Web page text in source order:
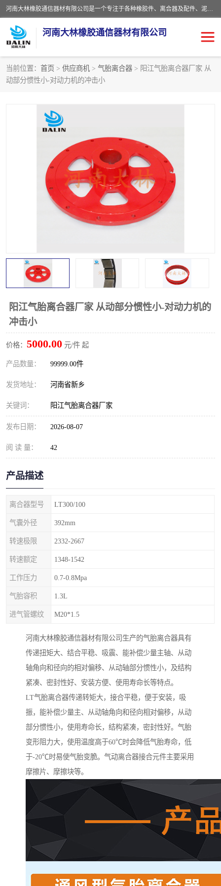
河南大林橡胶通信器材有限公司是一个专注于各种橡胶件、离合器及配件、泥浆泵及配件等产品设计制造和加工的企业。产品应用于矿山、冶金、石油、钢铁、化工、水泥、船舶、造纸、通用机械等各种大功率机械传动或制动装置。
河南大林橡胶通信器材有限公司
当前位置： 首页 > 供应商机 > 气胎离合器 > 阳江气胎离合器厂家 从
动部分惯性小-对动力机的冲击小
阳江气胎离合器厂家 从动部分惯性小-对动力机的
冲击小
价格： 5000.00 元/件 起
产品数量： 99999.00件
发货地址： 河南省新乡
关键词： 阳江气胎离合器厂家
发布日期： 2026-08-07
阅 读 量： 42
产品描述
离合器型号 LT300/100
气囊外径 392mm
转速极限 2332-2667
转速额定 1348-1542
工作压力 0.7-0.8Mpa
气胎容积 1.3L
进气管螺纹 M20*1.5
河南大林橡胶通信器材有限公司生产的气胎离合器具有
传递扭矩大、结合平稳、吸震、能补偿少量主轴、从动
轴角向和径向的相对偏移、从动轴部分惯性小，及结构
紧凑、密封性好、安装方便、使用寿命长等特点。
LT气胎离合器传递转矩大，接合平稳，便于安装，吸
振，能补偿少量主、从动轴角向和径向相对偏移，从动
部分惯性小，使用寿命长，结构紧凑，密封性好。气胎
变形阻力大，使用温度高于60℃时会降低气胎寿命，低
于-20℃时易使气胎变脆。气动离合器接合元件主要采用
摩擦片、摩擦块等。
推盘离合器
VC离合器
PO隔膜离合器
泥浆泵空气包胶囊 气动元件
DY隔膜式离合器 CB离合器
实芯轮胎